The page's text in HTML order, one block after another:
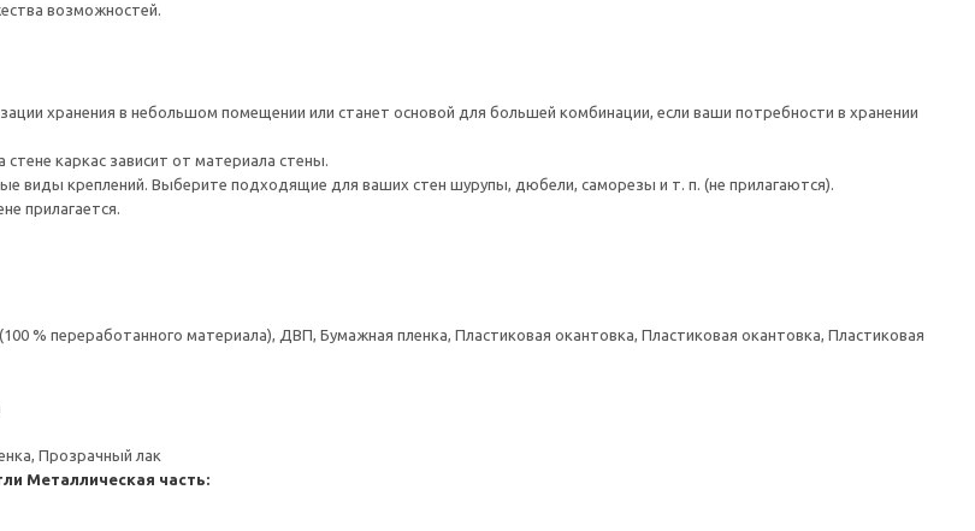
возможностей.
хранения в небольшом помещении или станет основой для большей комбинации, если ваши потребности в хранении
каркас зависит от материала стены.
виды креплений. Выберите подходящие для ваших стен шурупы, дюбели, саморезы и т. п. (не прилагаются).
прилагается.
% переработанного материала), ДВП, Бумажная пленка, Пластиковая окантовка, Пластиковая окантовка, Пластиковая
Прозрачный лак
Металлическая часть: